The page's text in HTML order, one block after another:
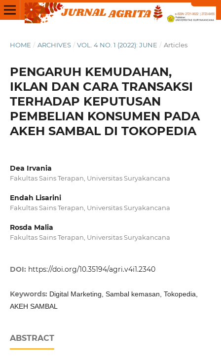
HOME / ARCHIVES / VOL. 4 NO. 1 (2022): JUNE / Articles
PENGARUH KEMUDAHAN,
IKLAN DAN CARA TRANSAKSI
TERHADAP KEPUTUSAN
PEMBELIAN KONSUMEN PADA
AKEH SAMBAL DI TOKOPEDIA
Dea Irvania
Fakultas Sains Terapan, Universitas Suryakancana
Endah Lisarini
Fakultas Sains Terapan, Universitas Suryakancana
Rosda Malia
Fakultas Sains Terapan, Universitas Suryakancana
DOI: https://doi.org/10.35194/agri.v4i1.2340
Keywords: Digital Marketing, Sambal kemasan, Tokopedia,
AKEH SAMBAL
ABSTRACT